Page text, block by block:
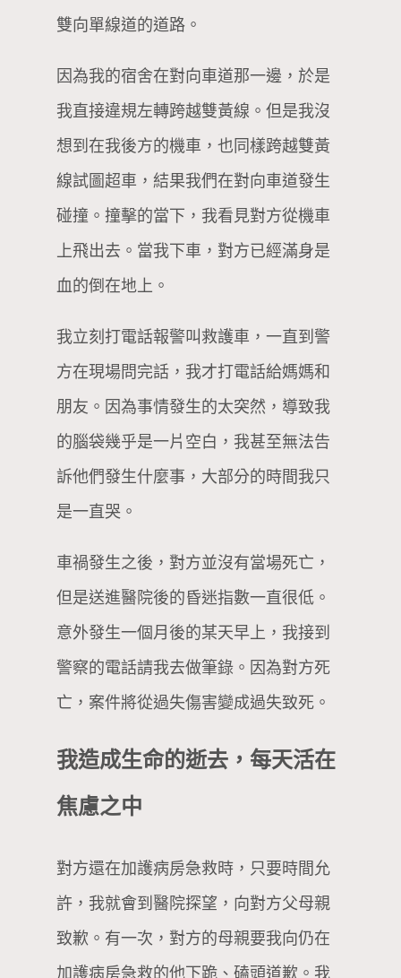
雙向單線道的道路。
因為我的宿舍在對向車道那一邊，於是
我直接違規左轉跨越雙黃線。但是我沒
想到在我後方的機車，也同樣跨越雙黃
線試圖超車，結果我們在對向車道發生
碰撞。撞擊的當下，我看見對方從機車
上飛出去。當我下車，對方已經滿身是
血的倒在地上。
我立刻打電話報警叫救護車，一直到警
方在現場問完話，我才打電話給媽媽和
朋友。因為事情發生的太突然，導致我
的腦袋幾乎是一片空白，我甚至無法告
訴他們發生什麼事，大部分的時間我只
是一直哭。
車禍發生之後，對方並沒有當場死亡，
但是送進醫院後的昏迷指數一直很低。
意外發生一個月後的某天早上，我接到
警察的電話請我去做筆錄。因為對方死
亡，案件將從過失傷害變成過失致死。
我造成生命的逝去，每天活在
焦慮之中
對方還在加護病房急救時，只要時間允
許，我就會到醫院探望，向對方父母親
致歉。有一次，對方的母親要我向仍在
加護病房急救的他下跪、磕頭道歉。我